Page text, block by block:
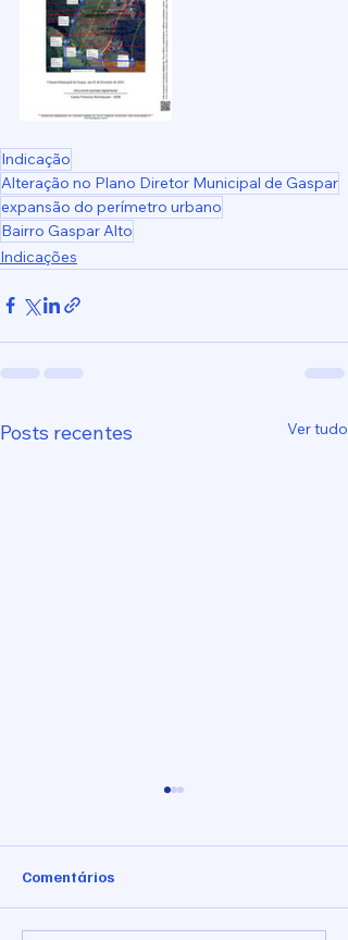
Indicação
Alteração no Plano Diretor Municipal de Gaspar
expansão do perímetro urbano
Bairro Gaspar Alto
Indicações
Posts recentes Ver tudo
Comentários